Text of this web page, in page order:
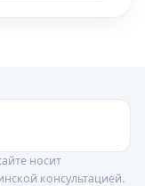
носит
консультацией.